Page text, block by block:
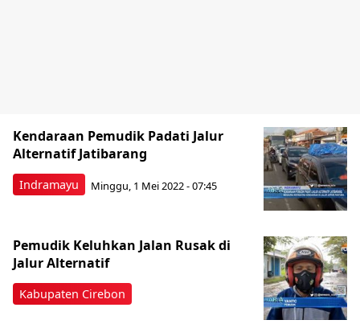
Indramayu
Kendaraan Pemudik Padati Jalur
Alternatif Jatibarang
Minggu, 1 Mei 2022 - 07:45
Kabupaten Cirebon
Pemudik Keluhkan Jalan Rusak di
Jalur Alternatif